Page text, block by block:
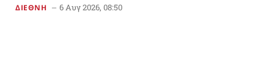
ΔΙΕΘΝΗ 6 Αυγ 2026, 08:50